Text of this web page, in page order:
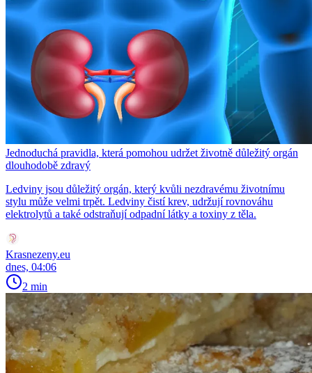
Jednoduchá pravidla, která pomohou udržet životně důležitý orgán
dlouhodobě zdravý
Ledviny jsou důležitý orgán, který kvůli nezdravému životnímu
stylu může velmi trpět. Ledviny čistí krev, udržují rovnováhu
elektrolytů a také odstraňují odpadní látky a toxiny z těla.
Krasnezeny.eu
dnes, 04:06
2 min